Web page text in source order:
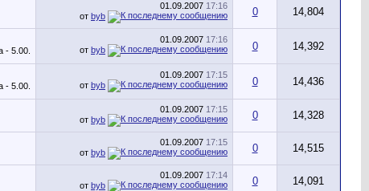
01.09.2007 17:16
от byb 0 14,804
01.09.2007 17:16
от byb 0 14,392
01.09.2007 17:15
от byb 0 14,436
01.09.2007 17:15
от byb 0 14,328
01.09.2007 17:15
от byb 0 14,515
01.09.2007 17:14
от byb 0 14,091